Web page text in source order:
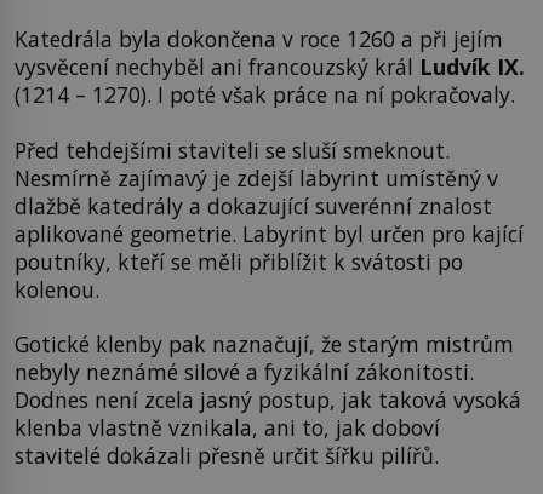
Katedrála byla dokončena v roce 1260 a při jejím
vysvěcení nechyběl ani francouzský král Ludvík IX.
(1214 – 1270). I poté však práce na ní pokračovaly.
Před tehdejšími staviteli se sluší smeknout.
Nesmírně zajímavý je zdejší labyrint umístěný v
dlažbě katedrály a dokazující suverénní znalost
aplikované geometrie. Labyrint byl určen pro kající
poutníky, kteří se měli přiblížit k svátosti po
kolenou.
Gotické klenby pak naznačují, že starým mistrům
nebyly neznámé silové a fyzikální zákonitosti.
Dodnes není zcela jasný postup, jak taková vysoká
klenba vlastně vznikala, ani to, jak doboví
stavitelé dokázali přesně určit šířku pilířů.